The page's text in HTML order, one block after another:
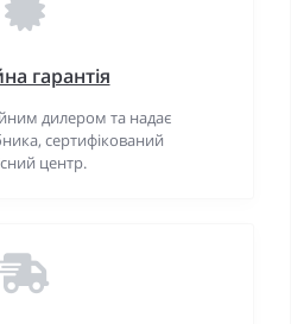
гарантія
дилером та надає
сертифікований
центр.